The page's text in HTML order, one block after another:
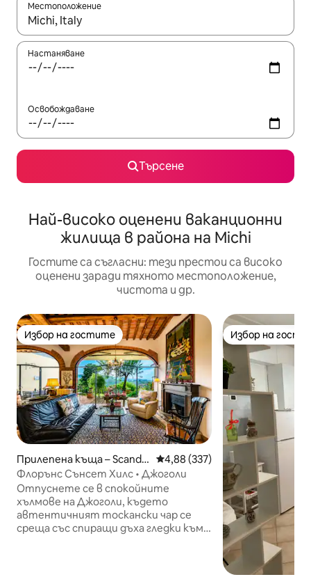
Местоположение
Когато резултатите се покажат, използвайте
Настаняване
Освобождаване
Търсене
Най-високо оценени ваканционни
жилища в района на Michi
Гостите са съгласни: тези престои са високо
оценени заради тяхното местоположение,
чистота и др.
Избор на гостите
Избор на гостите
Прилепена къща – Scandic
ci
Средна оценка: 4,88 от 5,
4,88 (337)
Флорънс Сънсет Хилс • Джоголи
Отпуснете се в спокойните
хълмове на Джоголи, където
автентичният тоскански чар се
среща със спиращи дъха гледки към
Избор на
Избор на